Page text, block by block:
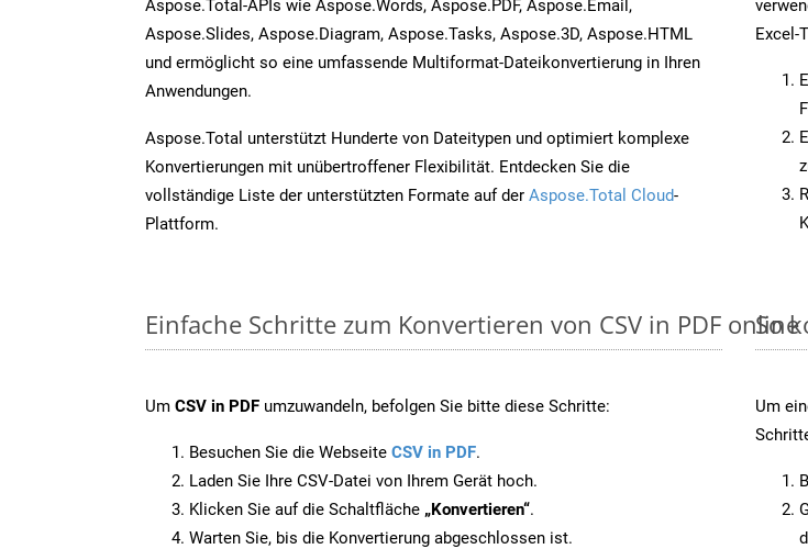
Aspose.Total-APIs wie Aspose.Words, Aspose.PDF, Aspose.Email,
Aspose.Slides, Aspose.Diagram, Aspose.Tasks, Aspose.3D, Aspose.HTML
und ermöglicht so eine umfassende Multiformat-Dateikonvertierung in Ihren
Anwendungen.
Aspose.Total unterstützt Hunderte von Dateitypen und optimiert komplexe
Konvertierungen mit unübertroffener Flexibilität. Entdecken Sie die
vollständige Liste der unterstützten Formate auf der Aspose.Total Cloud-
Plattform.
Excel-
Einfache Schritte zum Konvertieren von CSV in PDF online
Um CSV in PDF umzuwandeln, befolgen Sie bitte diese Schritte:
Besuchen Sie die Webseite CSV in PDF.
Laden Sie Ihre CSV-Datei von Ihrem Gerät hoch.
Klicken Sie auf die Schaltfläche „Konvertieren“.
Warten Sie, bis die Konvertierung abgeschlossen ist.
So
Um